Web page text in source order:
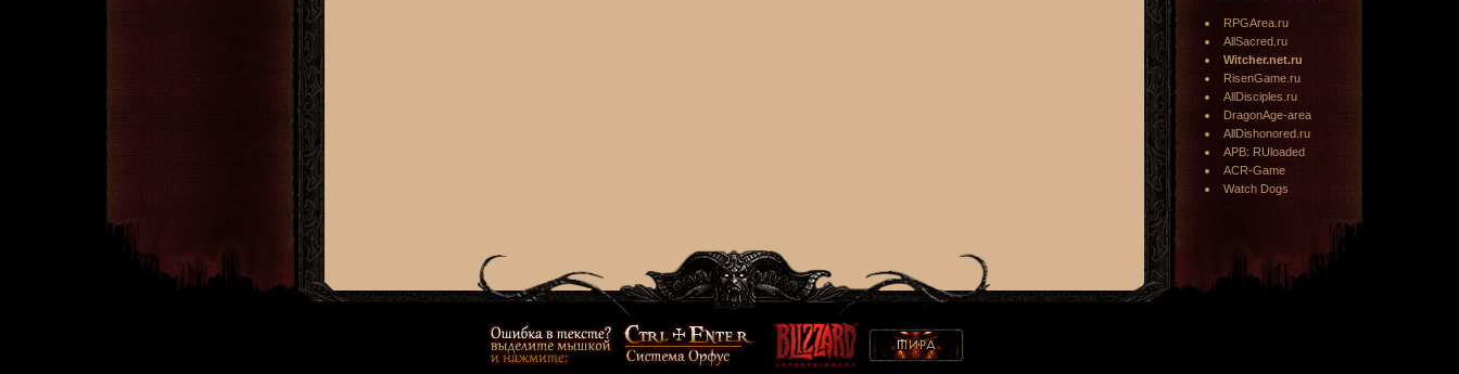
RPGArea.ru
AllSacred.ru
Witcher.net.ru
RisenGame.ru
AllDisciples.ru
DragonAge-area
AllDishonored.ru
APB: RUloaded
ACR-Game
Watch Dogs